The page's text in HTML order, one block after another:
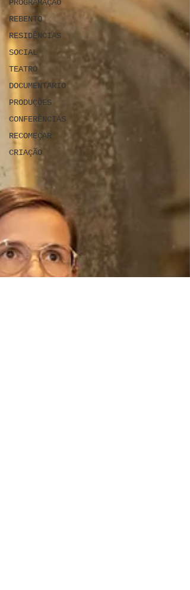
PROGRAMAÇÃO
REBENTO
RESIDÊNCIAS
SOCIAL
TEATRO
DOCUMENTARIO
PRODUÇÕES
CONFERÊNCIAS
RECOMEÇAR
CRIAÇÃO